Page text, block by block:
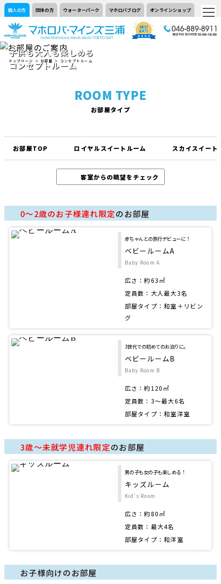
個人の方 団体の方 ウォーターパーク マホロバブログ オンラインショップ
子供も大人も楽しめる
コンセプトルーム
トップページ ＞お部屋 ＞ コンセプトルーム
ROOM TYPE
お部屋タイプ
お部屋TOP ロイヤルスイートルーム スカイスイート
客室からの眺望をチェック
0～2歳のお子様連れ限定のお部屋
赤ちゃんとの旅行デビューに！
ベビールームA
Baby Room A
広さ：約63㎡
定員数：大人最大3名
部屋タイプ：和室＋リビン
グ
3世代での初めてのお泊りに。
ベビールームB
Baby Room B
広さ：約120㎡
定員数：3～最大6名
部屋タイプ：和室洋室
3歳～未就学児連れ限定のお部屋
男の子も女の子も楽しめる！
キッズルーム
Kid's Room
広さ：約80㎡
定員数：最大4名
部屋タイプ：和洋室
お子様向けのお部屋